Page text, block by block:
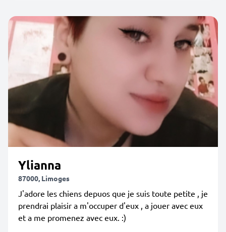
Ylianna
87000, Limoges
J'adore les chiens depuos que je suis toute petite , je
prendrai plaisir a m'occuper d'eux , a jouer avec eux
et a me promenez avec eux. :)